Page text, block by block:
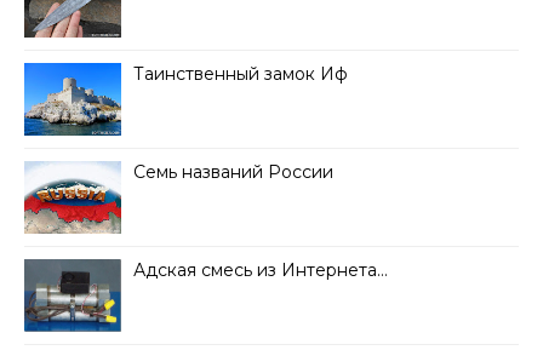
Таинственный замок Иф
Семь названий России
Адская смесь из Интернета…